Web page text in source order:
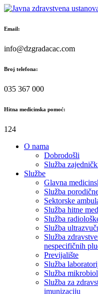
Skip
content
Email:
info@dzgradacac.com
Broj telefona:
035 367 000
Hitna medicinska pomoć:
124
O nama
Dobrodošli
Služba
Službe
Glavna
Služba
Sektorske
Služba hitne
Služba
Služba
Služba
nespecifičnih
Previjalište
Služba
Služba
Služba za
imunizaciju